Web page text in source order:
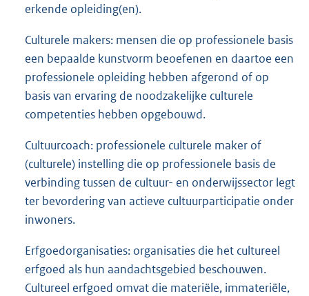
erkende opleiding(en).
Culturele makers: mensen die op professionele basis
een bepaalde kunstvorm beoefenen en daartoe een
professionele opleiding hebben afgerond of op
basis van ervaring de noodzakelijke culturele
competenties hebben opgebouwd.
Cultuurcoach: professionele culturele maker of
(culturele) instelling die op professionele basis de
verbinding tussen de cultuur- en onderwijssector legt
ter bevordering van actieve cultuurparticipatie onder
inwoners.
Erfgoedorganisaties: organisaties die het cultureel
erfgoed als hun aandachtsgebied beschouwen.
Cultureel erfgoed omvat die materiële, immateriële,